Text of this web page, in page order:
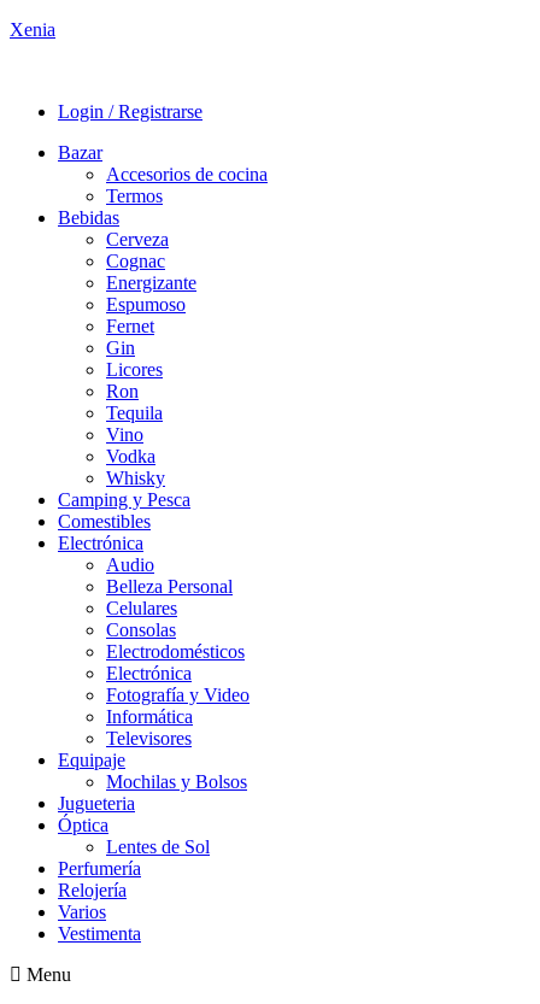
Xenia
Login / Registrarse
Bazar
Accesorios de cocina
Termos
Bebidas
Cerveza
Cognac
Energizante
Espumoso
Fernet
Gin
Licores
Ron
Tequila
Vino
Vodka
Whisky
Camping y Pesca
Comestibles
Electrónica
Audio
Belleza Personal
Celulares
Consolas
Electrodomésticos
Electrónica
Fotografía y Video
Informática
Televisores
Equipaje
Mochilas y Bolsos
Jugueteria
Óptica
Lentes de Sol
Perfumería
Relojería
Varios
Vestimenta
Menu